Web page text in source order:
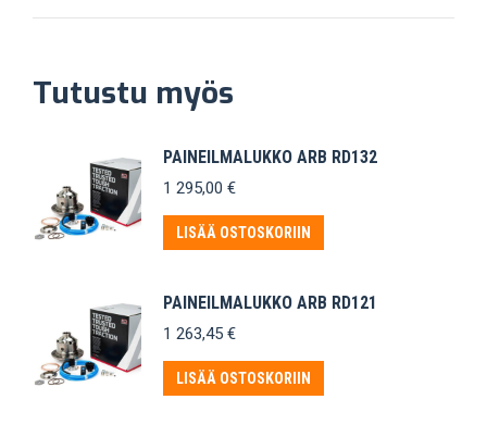
Tutustu myös
PAINEILMALUKKO ARB RD132
1 295,00 €
LISÄÄ OSTOSKORIIN
PAINEILMALUKKO ARB RD121
1 263,45 €
LISÄÄ OSTOSKORIIN